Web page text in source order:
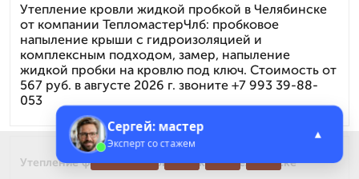
Утепление кровли жидкой пробкой в Челябинске
от компании ТепломастерЧлб: пробковое
напыление крыши с гидроизоляцией и
комплексным подходом, замер, напыление
жидкой пробки на кровлю под ключ. Стоимость от
567 руб. в августе 2026 г. звоните +7 993 39-88-
053
Утепление фасада жидкой пробкой в Челябинске
Сергей: мастер
Эксперт со стажем
▲